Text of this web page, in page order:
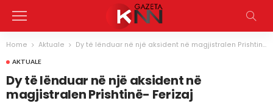
Home Aktuale Dy të lënduar në një aksident në magjistralen Prishtinë- Ferizaj
AKTUALE
Dy të lënduar në një aksident në
magjistralen Prishtinë- Ferizaj